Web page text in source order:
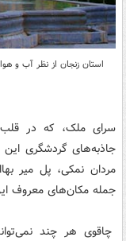
استان زنجان از نظر آب و
سرای ملک، که در قلب
جاذبه‌های گردشگری
مردان نمکی،‌ پل میر
جمله مکان‌های معروف
چاقوی هر چند